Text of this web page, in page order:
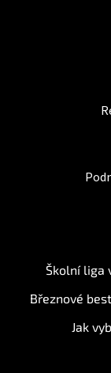
Školní liga
Březnové
Jak